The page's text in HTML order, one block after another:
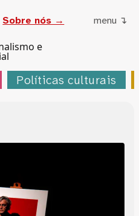
e
Sobre nós → menu ↴
Políticas culturais